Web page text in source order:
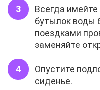
Всегда
бутылок воды
поездками
заменяйте
Опустите
сиденье.